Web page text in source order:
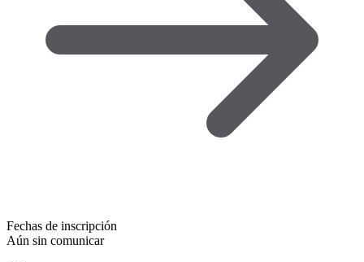
Fechas de inscripción
Aún sin comunicar